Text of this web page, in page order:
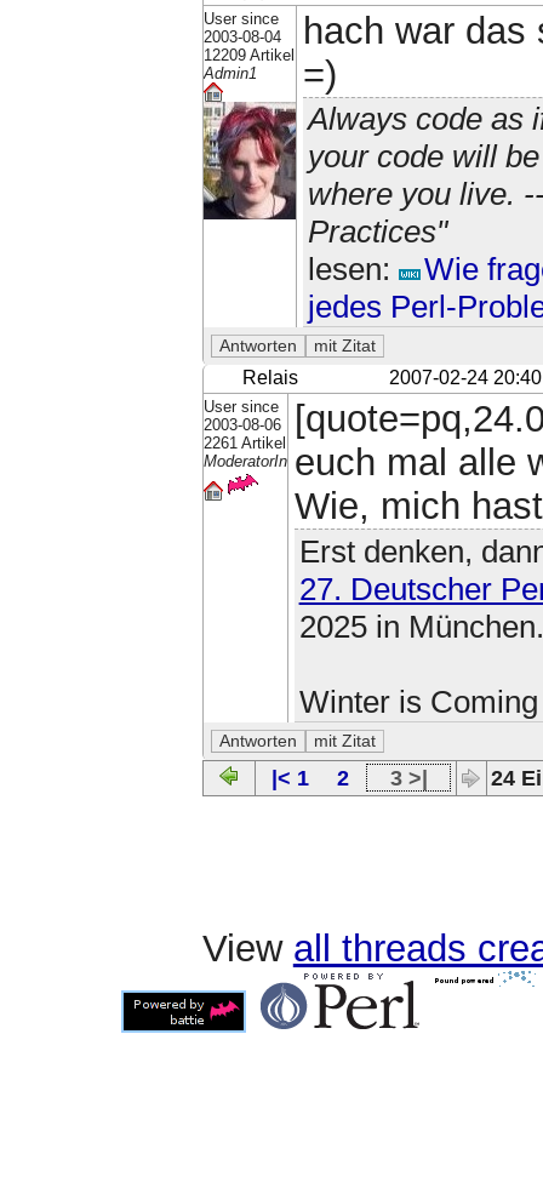
User since
2003-08-04
12209 Artikel
Admin1
hach war
=)
Always code as
your code will
where you live.
Practices"
lesen:
Wie
jedes Perl-
Relais 2007-02-24 20:40
User since
2003-08-06
2261 Artikel
ModeratorIn euch mal alle
Wie, mich
Erst denken,
27. Deutscher
2025 in München.
Winter is Coming
|< 1 2 3 >| 24
View all threads